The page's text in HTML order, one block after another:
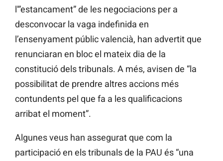
l'”estancament” de les negociacions per a
desconvocar la vaga indefinida en
l’ensenyament públic valencià, han advertit que
renunciaran en bloc el mateix dia de la
constitució dels tribunals. A més, avisen de “la
possibilitat de prendre altres accions més
contundents pel que fa a les qualificacions
arribat el moment”.
Algunes veus han assegurat que com la
participació en els tribunals de la PAU és “una